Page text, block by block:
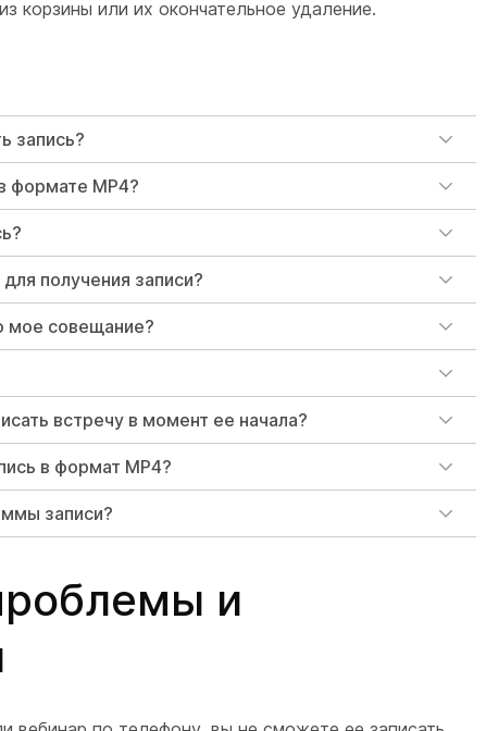
корзины или их окончательное удаление.
запись?
формате MP4?
получения записи?
мое совещание?
встречу в момент ее начала?
в формат MP4?
записи?
и